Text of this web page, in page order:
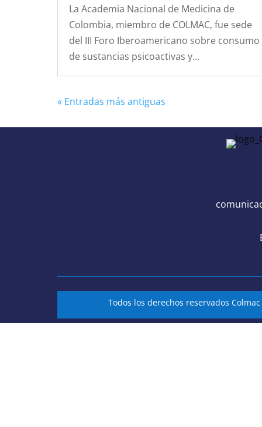
La Academia Nacional de Medicina de
Colombia, miembro de COLMAC, fue sede
del III Foro Iberoamericano sobre consumo
de sustancias psicoactivas y...
« Entradas más antiguas
Todos los derechos reservados